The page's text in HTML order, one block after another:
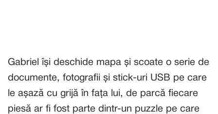
Gabriel își deschide mapa și scoate o serie de
documente, fotografii și stick-uri USB pe care
le așază cu grijă în fața lui, de parcă fiecare
piesă ar fi fost parte dintr-un puzzle pe care